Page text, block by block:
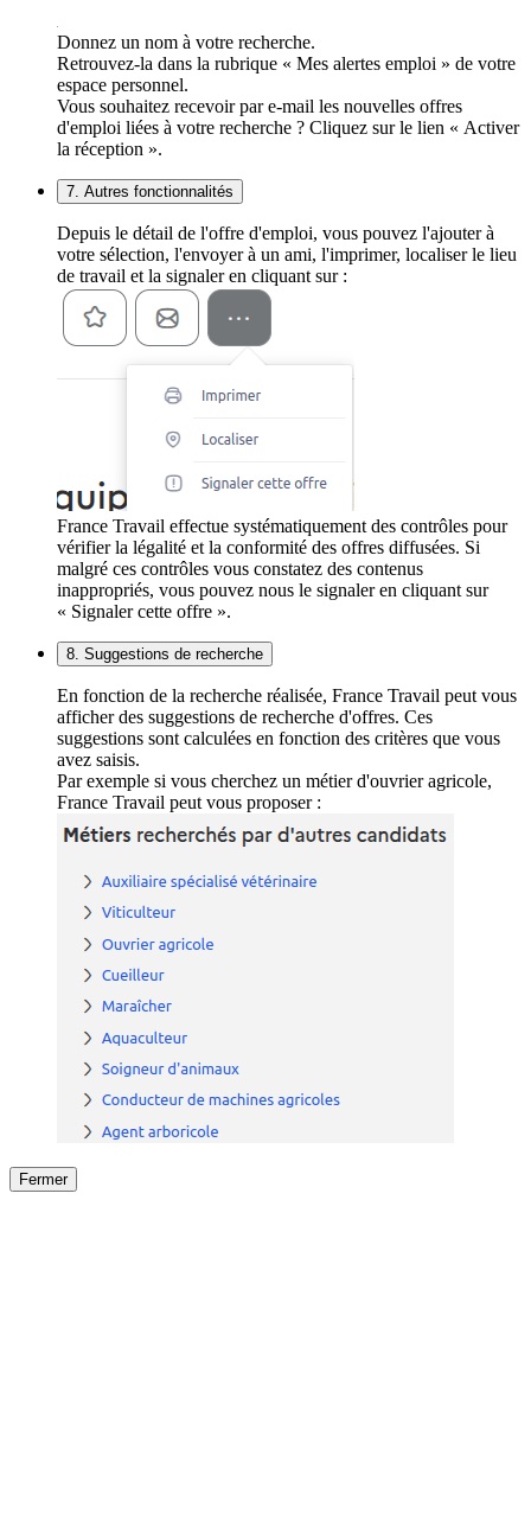
Donnez un nom à votre recherche.
Retrouvez-la dans la rubrique « Mes alertes emploi » de votre
espace personnel.
Vous souhaitez recevoir par e-mail les nouvelles offres
d'emploi liées à votre recherche ? Cliquez sur le lien « Activer
la réception ».
7. Autres fonctionnalités
Depuis le détail de l'offre d'emploi, vous pouvez l'ajouter à
votre sélection, l'envoyer à un ami, l'imprimer, localiser le lieu
de travail et la signaler en cliquant sur :
France Travail effectue systématiquement des contrôles pour
vérifier la légalité et la conformité des offres diffusées. Si
malgré ces contrôles vous constatez des contenus
inappropriés, vous pouvez nous le signaler en cliquant sur
« Signaler cette offre ».
8. Suggestions de recherche
En fonction de la recherche réalisée, France Travail peut vous
afficher des suggestions de recherche d'offres. Ces
suggestions sont calculées en fonction des critères que vous
avez saisis.
Par exemple si vous cherchez un métier d'ouvrier agricole,
France Travail peut vous proposer :
Fermer